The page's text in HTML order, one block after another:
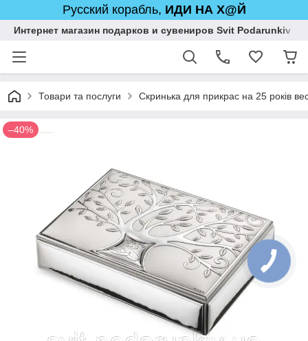
Русский корабль, ИДИ НА Х@Й
Интернет магазин подарков и сувениров Svit Podarunkiv
Товари та послуги Скринька для прикрас на 25 років
–40%